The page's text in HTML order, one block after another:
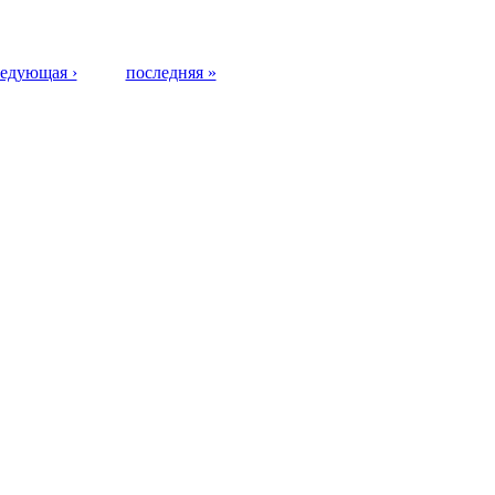
› последняя »